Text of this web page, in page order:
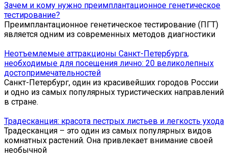
Зачем и кому нужно преимплантационное генетическое
тестирование?
Преимплантационное генетическое тестирование (ПГТ)
является одним из современных методов диагностики
Неотъемлемые аттракционы Санкт-Петербурга,
необходимые для посещения лично: 20 великолепных
достопримечательностей
Санкт-Петербург, один из красивейших городов России
и одно из самых популярных туристических направлений
в стране.
Традесканция: красота пестрых листьев и легкость ухода
Традесканция – это один из самых популярных видов
комнатных растений. Она привлекает внимание своей
необычной